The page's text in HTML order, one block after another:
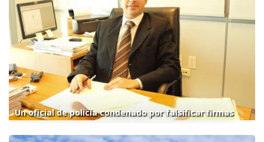
Un oficial de policía condenado por falsificar firmas